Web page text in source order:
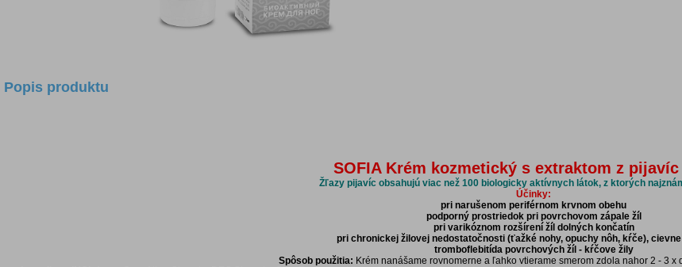
Popis produktu
SOFIA Krém kozmetický s extraktom z pijavíc
Žľazy pijavíc obsahujú viac než 100 biologicky aktívnych látok, z ktorých
Účinky:
pri narušenom periférnom krvnom obehu
podporný prostriedok pri povrchovom zápale žíl
pri varikóznom rozšírení žíl dolných končatín
pri chronickej žilovej nedostatočnosti (ťažké nohy, opuchy nôh, kŕče),
tromboflebitída povrchových žíl - kŕčove žily
Spôsob použitia: Krém nanášame rovnomerne a ľahko vtierame smerom zdola nahor 2 - 3 x